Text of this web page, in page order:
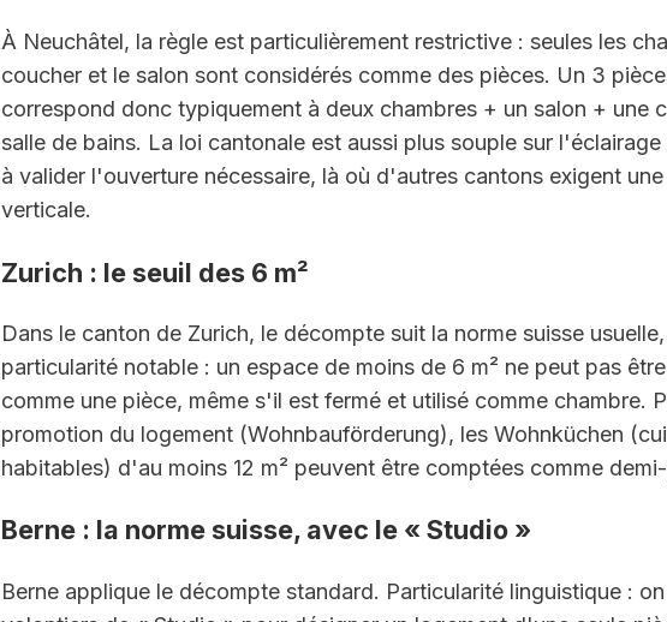
À Neuchâtel, la règle est particulièrement restrictive : seules les
coucher et le salon sont considérés comme des pièces. Un 3
correspond donc typiquement à deux chambres + un salon + une
salle de bains. La loi cantonale est aussi plus souple sur
à valider l'ouverture nécessaire, là où d'autres cantons exigent
verticale.
Zurich : le seuil des 6 m²
Dans le canton de Zurich, le décompte suit la norme suisse
particularité notable : un espace de moins de 6 m² ne peut pas
comme une pièce, même s'il est fermé et utilisé comme chambre.
promotion du logement (Wohnbauförderung), les Wohnküchen
habitables) d'au moins 12 m² peuvent être comptées comme
Berne : la norme suisse, avec le « Studio »
Berne applique le décompte standard. Particularité linguistique :